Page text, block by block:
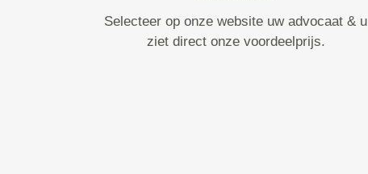
Selecteer op onze website uw advocaat & u
ziet direct onze voordeelprijs.